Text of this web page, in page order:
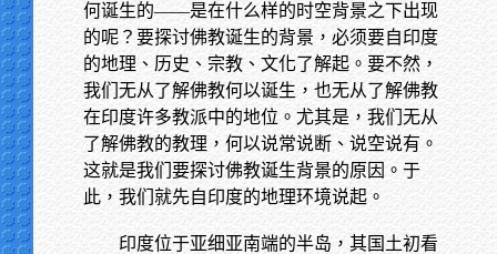
何诞生的——是在什么样的时空背景之下出现
的呢？要探讨佛教诞生的背景，必须要自印度
的地理、历史、宗教、文化了解起。要不然，
我们无从了解佛教何以诞生，也无从了解佛教
在印度许多教派中的地位。尤其是，我们无从
了解佛教的教理，何以说常说断、说空说有。
这就是我们要探讨佛教诞生背景的原因。于
此，我们就先自印度的地理环境说起。
印度位于亚细亚南端的半岛，其国土初看